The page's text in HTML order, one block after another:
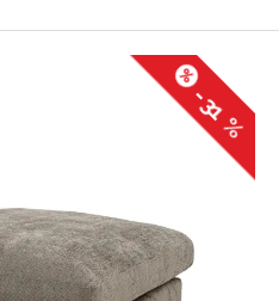
-31 %